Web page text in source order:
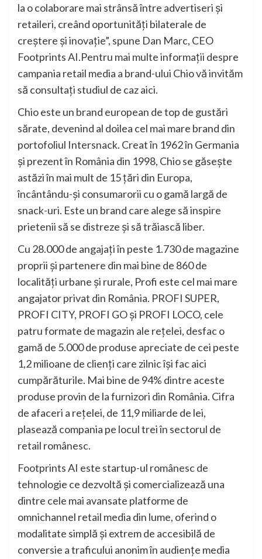
la o colaborare mai strânsă între advertiseri și
retaileri, creând oportunități bilaterale de
creștere și inovație”, spune Dan Marc, CEO
Footprints AI.Pentru mai multe informații despre
campania retail media a brand-ului Chio vă invităm
să consultați studiul de caz aici.
Chio este un brand european de top de gustări
sărate, devenind al doilea cel mai mare brand din
portofoliul Intersnack. Creat în 1962 în Germania
și prezent în România din 1998, Chio se găsește
astăzi în mai mult de 15 țări din Europa,
încântându-și consumarorii cu o gamă largă de
snack-uri. Este un brand care alege să inspire
prietenii să se distreze și să trăiască liber.
Cu 28.000 de angajați în peste 1.730 de magazine
proprii și partenere din mai bine de 860 de
localități urbane și rurale, Profi este cel mai mare
angajator privat din România. PROFI SUPER,
PROFI CITY, PROFI GO și PROFI LOCO, cele
patru formate de magazin ale rețelei, desfac o
gamă de 5.000 de produse apreciate de cei peste
1,2 milioane de clienți care zilnic își fac aici
cumpărăturile. Mai bine de 94% dintre aceste
produse provin de la furnizori din România. Cifra
de afaceri a rețelei, de 11,9 miliarde de lei,
plasează compania pe locul trei în sectorul de
retail românesc.
Footprints AI este startup-ul românesc de
tehnologie ce dezvoltă și comercializează una
dintre cele mai avansate platforme de
omnichannel retail media din lume, oferind o
modalitate simplă și extrem de accesibilă de
conversie a traficului anonim în audiențe media